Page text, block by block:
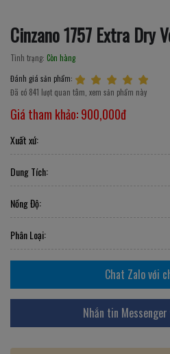
Cinzano 1757 Extra Dry
Tình trạng: Còn hàng
Đánh giá sản phẩm:
Đã có 841 lượt quan tâm, xem sản phẩm này
Giá tham khảo:900,000đ
Xuất xứ:
Dung Tích:
Nồng Độ:
Phân Loại:
Chat Zalo với
Nhắn tin